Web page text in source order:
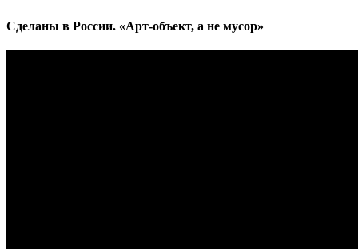
Сделаны в России. «Арт-объект, а не мусор»